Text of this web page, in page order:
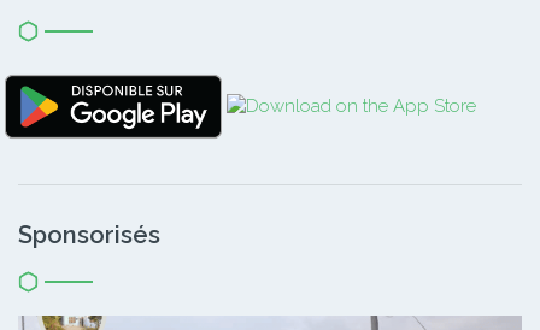
Sponsorisés